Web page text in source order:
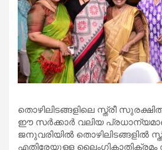
തൊഴിലിടങ്ങളിലെ സ്ത്രീ
ഈ സര്‍ക്കാര്‍ വലിയ
ജനുവരിയില്‍ തൊഴിലിടങ്ങളില്‍
എതിരേയുള്ള ലൈംഗികാതിക്രമം